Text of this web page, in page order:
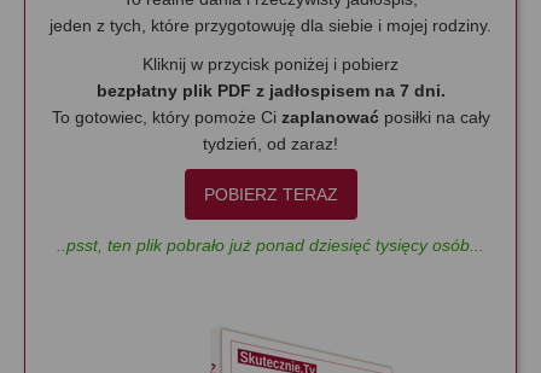
jeden z tych, które przygotowuję dla siebie i mojej rodziny.
Kliknij w przycisk poniżej i pobierz
bezpłatny plik PDF z jadłospisem na 7 dni.
To gotowiec, który pomoże Ci zaplanować posiłki na cały
tydzień, od zaraz!
POBIERZ TERAZ
..psst, ten plik pobrało już ponad dziesięć tysięcy osób...